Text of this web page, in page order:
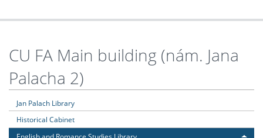
CU FA Main building (nám. Jana
Palacha 2)
Jan Palach Library
Historical Cabinet